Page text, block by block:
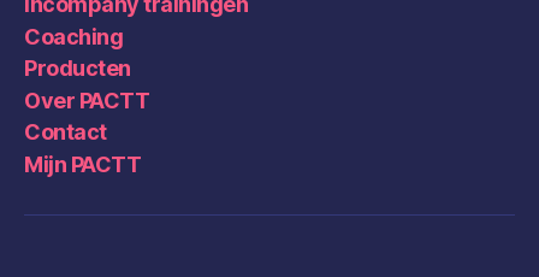
Coaching
Producten
Over PACTT
Contact
Mijn PACTT